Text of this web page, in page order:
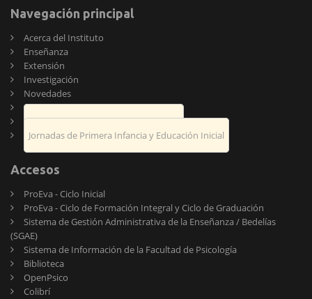
Navegación principal
Acerca del Instituto
Enseñanza
Extensión
Investigación
Novedades
Publicaciones
Encuentro de Psicología y Educación
Jornadas de Primera Infancia y Educación Inicial
Accesos
ProEva - Ciclo Inicial
ProEva - Ciclo de Formación Integral y Ciclo de Graduación
Sistema de Gestión Administrativa de la Enseñanza / Bedelías
(SGAE)
Sistema de Información de la Facultad de Psicología
Biblioteca
OpenPsico
Colibrí